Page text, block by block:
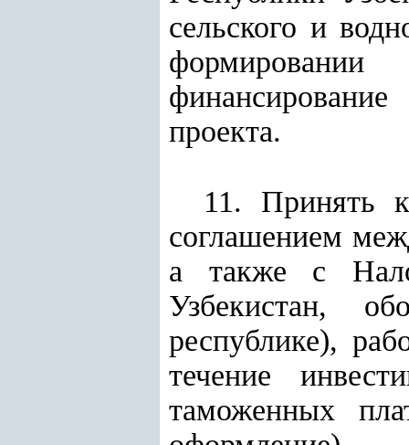
сельского и
формировании
проекта.
11. Принять
соглашением
а также с
Узбекистан,
республике),
течение
таможенных